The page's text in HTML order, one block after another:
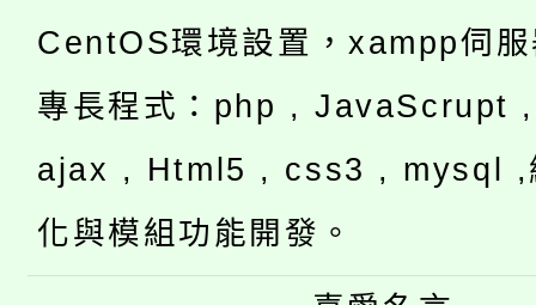
CentOS環境設置，xampp伺
專長程式：php , JavaScrupt
ajax , Html5 , css3 , mysql ,
化與模組功能開發。